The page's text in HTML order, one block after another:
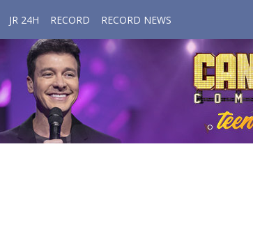
JR 24H RECORD RECORD NEWS